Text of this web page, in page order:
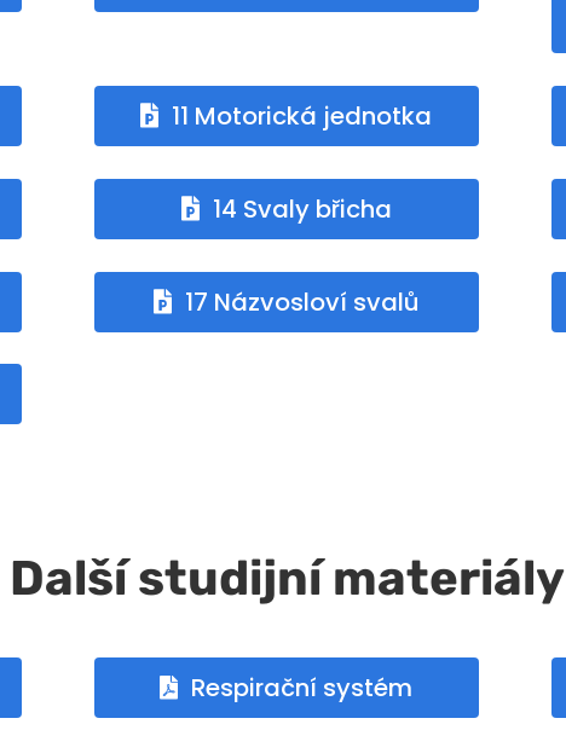
11 Motorická jednotka
14 Svaly břicha
17 Názvosloví svalů
Další studijní materiály
Respirační systém